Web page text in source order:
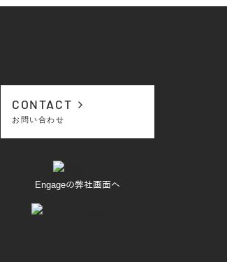
CONTACT
お問い合わせ
Engageの弊社画面へ